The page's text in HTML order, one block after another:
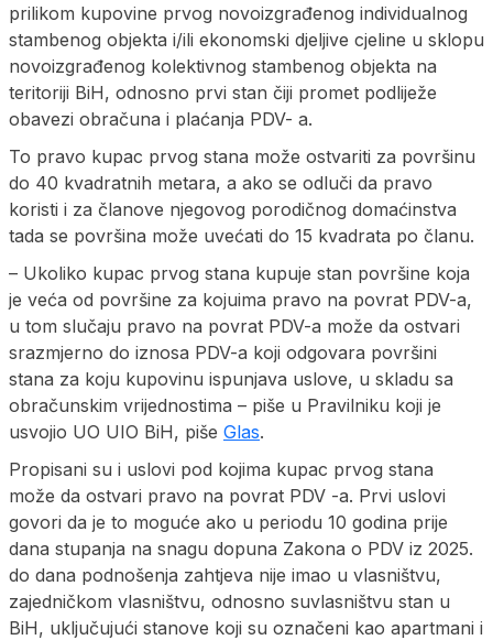
prilikom kupovine prvog novoizgrađenog individualnog
stambenog objekta i/ili ekonomski djeljive cjeline u sklopu
novoizgrađenog kolektivnog stambenog objekta na
teritoriji BiH, odnosno prvi stan čiji promet podliježe
obavezi obračuna i plaćanja PDV- a.
To pravo kupac prvog stana može ostvariti za površinu
do 40 kvadratnih metara, a ako se odluči da pravo
koristi i za članove njegovog porodičnog domaćinstva
tada se površina može uvećati do 15 kvadrata po članu.
– Ukoliko kupac prvog stana kupuje stan površine koja
je veća od površine za kojuima pravo na povrat PDV-a,
u tom slučaju pravo na povrat PDV-a može da ostvari
srazmjerno do iznosa PDV-a koji odgovara površini
stana za koju kupovinu ispunjava uslove, u skladu sa
obračunskim vrijednostima – piše u Pravilniku koji je
usvojio UO UIO BiH, piše Glas.
Propisani su i uslovi pod kojima kupac prvog stana
može da ostvari pravo na povrat PDV -a. Prvi uslovi
govori da je to moguće ako u periodu 10 godina prije
dana stupanja na snagu dopuna Zakona o PDV iz 2025.
do dana podnošenja zahtjeva nije imao u vlasništvu,
zajedničkom vlasništvu, odnosno suvlasništvu stan u
BiH, uključujući stanove koji su označeni kao apartmani i